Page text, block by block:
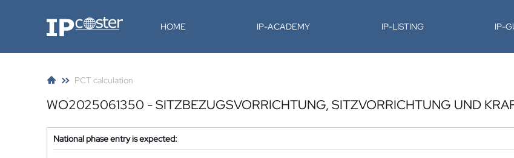
IP-Coster HOME IP-ACADEMY IP-LISTING IP-
PCT calculation
WO2025061350 - SITZBEZUGSVORRICHTUNG, SITZVORRICHTUNG UND
National phase entry is expected: